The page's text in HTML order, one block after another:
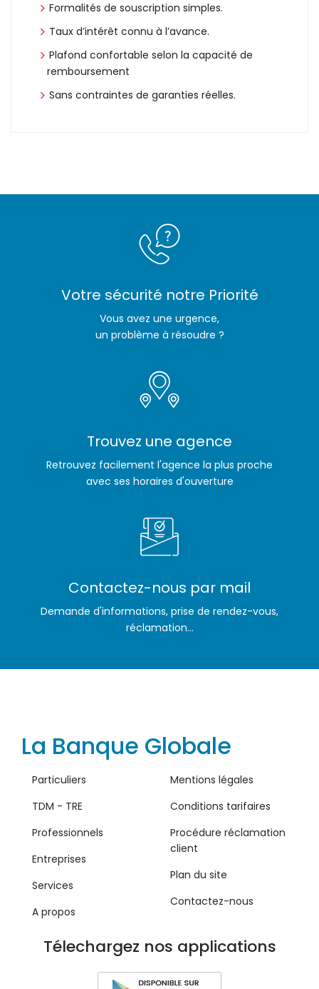
Formalités de souscription simples.
Taux d’intérêt connu à l’avance.
Plafond confortable selon la capacité de
remboursement
Sans contraintes de garanties réelles.
Votre sécurité notre Priorité
Vous avez une urgence,
un problème à résoudre ?
Trouvez une agence
Retrouvez facilement l'agence la plus proche
avec ses horaires d'ouverture
Contactez-nous par mail
Demande d'informations, prise de rendez-vous,
réclamation...
La Banque Globale
Particuliers
TDM - TRE
Professionnels
Entreprises
Services
A propos
Mentions légales
Conditions tarifaires
Procédure réclamation
client
Plan du site
Contactez-nous
Télechargez nos applications